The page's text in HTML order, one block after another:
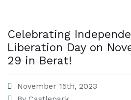
Celebrating
Liberation Day on
29 in Berat!
November 15th, 2023